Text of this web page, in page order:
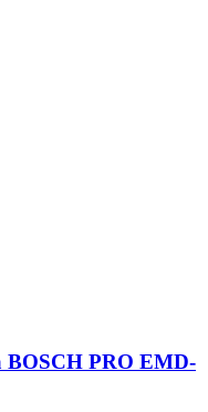
BOSCH PRO EMD-